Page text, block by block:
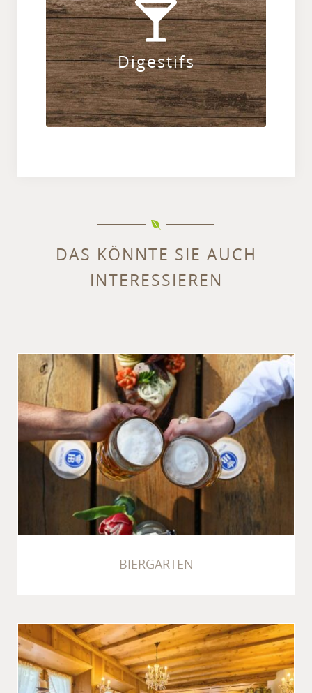
Digestifs
werfen Sie hier einen Blick in unsere
Digestifkarte.
ZUR KARTE
DAS KÖNNTE SIE AUCH
INTERESSIEREN
BIERGARTEN
BIERGARTEN